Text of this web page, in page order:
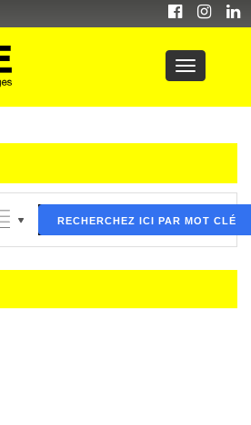
(ici) et / ou filtre (ci dessous) puis validez
RECHERCHEZ ICI PAR MOT CLÉ